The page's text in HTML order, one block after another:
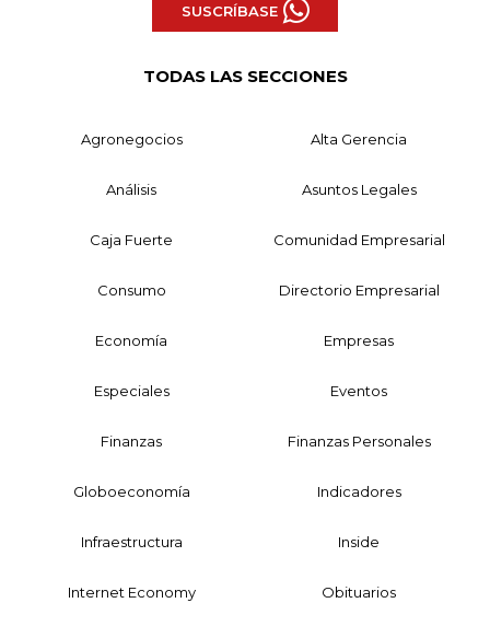
SUSCRÍBASE
TODAS LAS SECCIONES
Agronegocios Alta Gerencia
Análisis Asuntos Legales
Caja Fuerte Comunidad Empresarial
Consumo Directorio Empresarial
Economía Empresas
Especiales Eventos
Finanzas Finanzas Personales
Globoeconomía Indicadores
Infraestructura Inside
Internet Economy Obituarios